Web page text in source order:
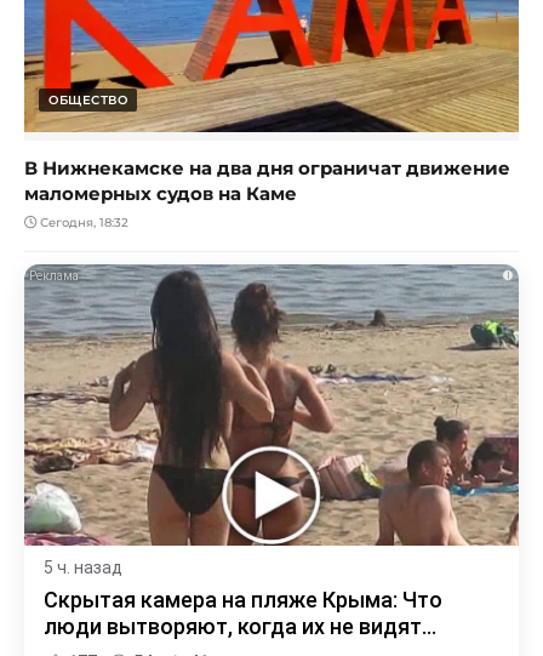
ОБЩЕСТВО
В Нижнекамске на два дня ограничат движение
маломерных судов на Каме
Сегодня, 18:32
i
5 ч. назад
Скрытая камера на пляже Крыма: Что
люди вытворяют, когда их не видят...